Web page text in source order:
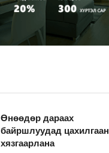
Өнөөдөр дараах
байршлуудад цахилгаан
хязгаарлана